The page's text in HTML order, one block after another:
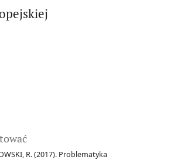
R. (2017). Problematyka